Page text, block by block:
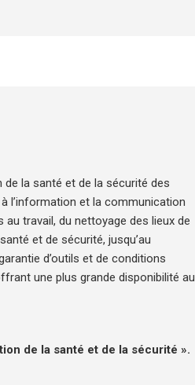
la santé et de la sécurité des
l’information et la communication
travail, du nettoyage des lieux de
et de sécurité, jusqu’au
d’outils et de conditions
une plus grande disponibilité au
de la santé et de la sécurité ».